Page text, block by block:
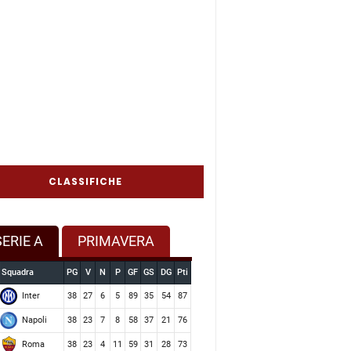
CLASSIFICHE
A PRIMAVERA
Squadra PG V N P GF GS DG Pti
Inter 38 27 6 5 89 35 54 87
Napoli 38 23 7 8 58 37 21 76
Roma 38 23 4 11 59 31 28 73